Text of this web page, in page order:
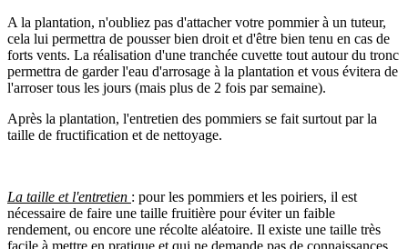
A la plantation, n'oubliez pas d'attacher votre pommier à un tuteur,
cela lui permettra de pousser bien droit et d'être bien tenu en cas de
forts vents. La réalisation d'une tranchée cuvette tout autour du tronc
permettra de garder l'eau d'arrosage à la plantation et vous évitera de
l'arroser tous les jours (mais plus de 2 fois par semaine).
Après la plantation, l'entretien des pommiers se fait surtout par la
taille de fructification et de nettoyage.
La taille et l'entretien : pour les pommiers et les poiriers, il est
nécessaire de faire une taille fruitière pour éviter un faible
rendement, ou encore une récolte aléatoire. Il existe une taille très
facile à mettre en pratique et qui ne demande pas de connaissances